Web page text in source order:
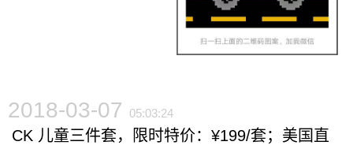
2018-03-07 05:03:24
CK 儿童三件套，限时特价：¥199/套；美国直